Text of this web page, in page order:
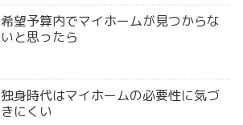
希望予算内でマイホームが見つからな
いと思ったら
独身時代はマイホームの必要性に気づ
きにくい